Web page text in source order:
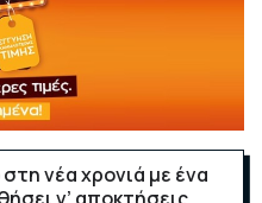
νέα χρονιά με ένα